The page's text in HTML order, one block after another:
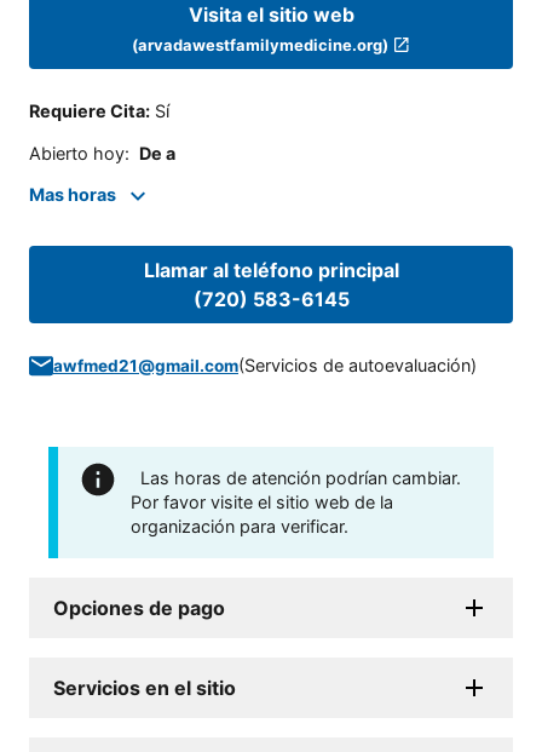
Visita el sitio web
(arvadawestfamilymedicine.org)
Requiere Cita: Sí
Abierto hoy: De a
Mas horas
Llamar al teléfono principal
(720) 583-6145
awfmed21@gmail.com(Servicios de autoevaluación)
Las horas de atención podrían cambiar.
Por favor visite el sitio web de la
organización para verificar.
Opciones de pago
Servicios en el sitio